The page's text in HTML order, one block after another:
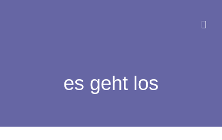
es geht los